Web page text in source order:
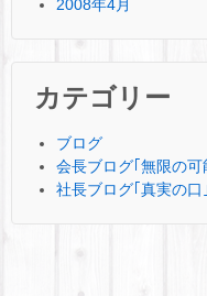
2008年4月
カテゴリー
ブログ
会長ブログ｢無限の
社長ブログ｢真実の口｣